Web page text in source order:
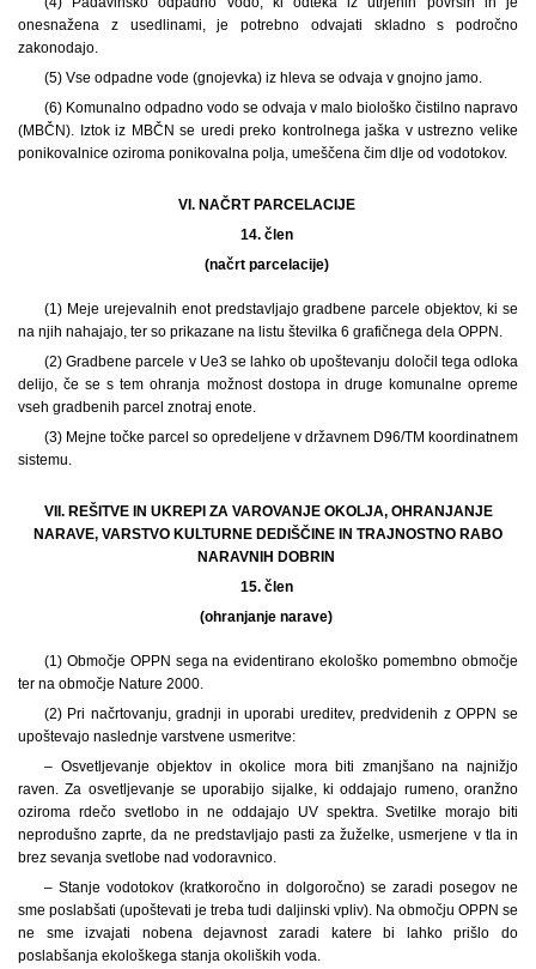
onesnažena z usedlinami, je potrebno odvajati skladno s področno
zakonodajo.
(5) Vse odpadne vode (gnojevka) iz hleva se odvaja v gnojno jamo.
(6) Komunalno odpadno vodo se odvaja v malo biološko čistilno napravo
(MBČN). Iztok iz MBČN se uredi preko kontrolnega jaška v ustrezno velike
ponikovalnice oziroma ponikovalna polja, umeščena čim dlje od vodotokov.
VI. NAČRT PARCELACIJE
14. člen
(načrt parcelacije)
(1) Meje urejevalnih enot predstavljajo gradbene parcele objektov, ki se
na njih nahajajo, ter so prikazane na listu številka 6 grafičnega dela OPPN.
(2) Gradbene parcele v Ue3 se lahko ob upoštevanju določil tega odloka
delijo, če se s tem ohranja možnost dostopa in druge komunalne opreme
vseh gradbenih parcel znotraj enote.
(3) Mejne točke parcel so opredeljene v državnem D96/TM koordinatnem
sistemu.
VII. REŠITVE IN UKREPI ZA VAROVANJE OKOLJA, OHRANJANJE
NARAVE, VARSTVO KULTURNE DEDIŠČINE IN TRAJNOSTNO RABO
NARAVNIH DOBRIN
15. člen
(ohranjanje narave)
(1) Območje OPPN sega na evidentirano ekološko pomembno območje
ter na območje Nature 2000.
(2) Pri načrtovanju, gradnji in uporabi ureditev, predvidenih z OPPN se
upoštevajo naslednje varstvene usmeritve:
– Osvetljevanje objektov in okolice mora biti zmanjšano na najnižjo
raven. Za osvetljevanje se uporabijo sijalke, ki oddajajo rumeno, oranžno
oziroma rdečo svetlobo in ne oddajajo UV spektra. Svetilke morajo biti
neprodušno zaprte, da ne predstavljajo pasti za žuželke, usmerjene v tla in
brez sevanja svetlobe nad vodoravnico.
– Stanje vodotokov (kratkoročno in dolgoročno) se zaradi posegov ne
sme poslabšati (upoštevati je treba tudi daljinski vpliv). Na območju OPPN se
ne sme izvajati nobena dejavnost zaradi katere bi lahko prišlo do
poslabšanja ekološkega stanja okoliških voda.